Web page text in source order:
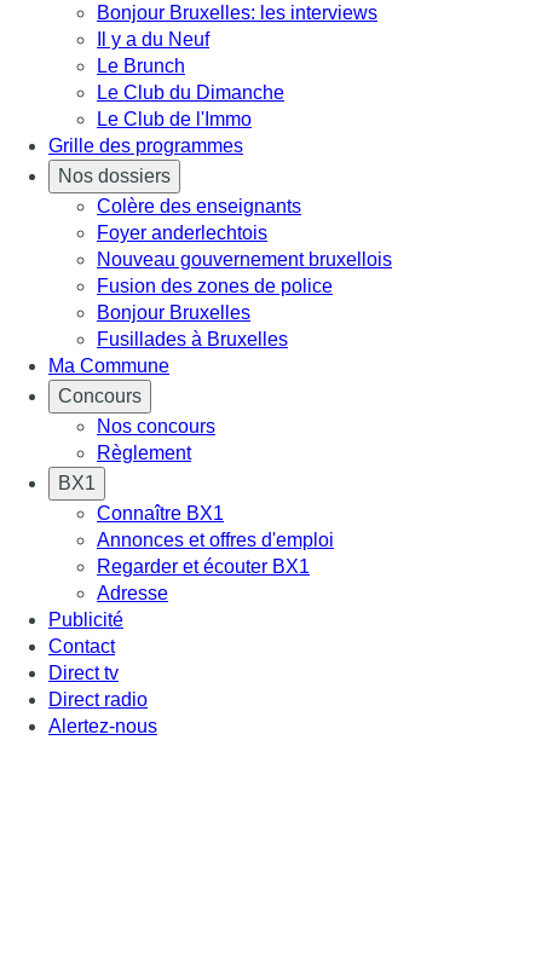
Bonjour Bruxelles: les interviews
Il y a du Neuf
Le Brunch
Le Club du Dimanche
Le Club de l'Immo
Grille des programmes
Nos dossiers
Colère des enseignants
Foyer anderlechtois
Nouveau gouvernement bruxellois
Fusion des zones de police
Bonjour Bruxelles
Fusillades à Bruxelles
Ma Commune
Concours
Nos concours
Règlement
BX1
Connaître BX1
Annonces et offres d'emploi
Regarder et écouter BX1
Adresse
Publicité
Contact
Direct tv
Direct radio
Alertez-nous